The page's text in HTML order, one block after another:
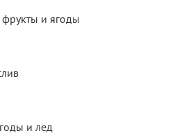
и ягоды
и лед